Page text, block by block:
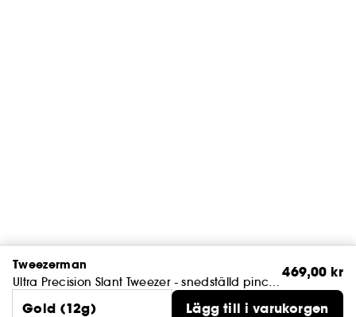
Tweezerman
Ultra Precision Slant Tweezer - snedställd pincett, guld
469,00 kr
Gold (12g)
Lägg till i varukorgen